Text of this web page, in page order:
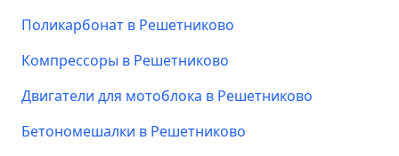
Поликарбонат в Решетниково
Компрессоры в Решетниково
Двигатели для мотоблока в Решетниково
Бетономешалки в Решетниково